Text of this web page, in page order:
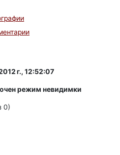
г., 12:52:07
режим невидимки
0)